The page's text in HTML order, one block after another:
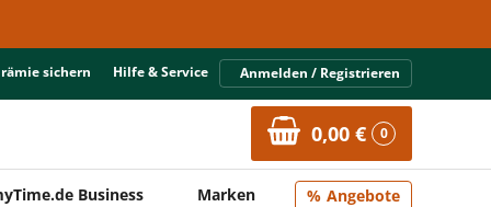
sichern Hilfe & Service Anmelden / Registrieren
0,00 € 0
Business Marken Angebote